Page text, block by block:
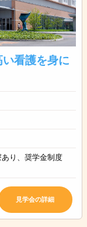
看護を身に
り、奨学金制度
見学会の詳細